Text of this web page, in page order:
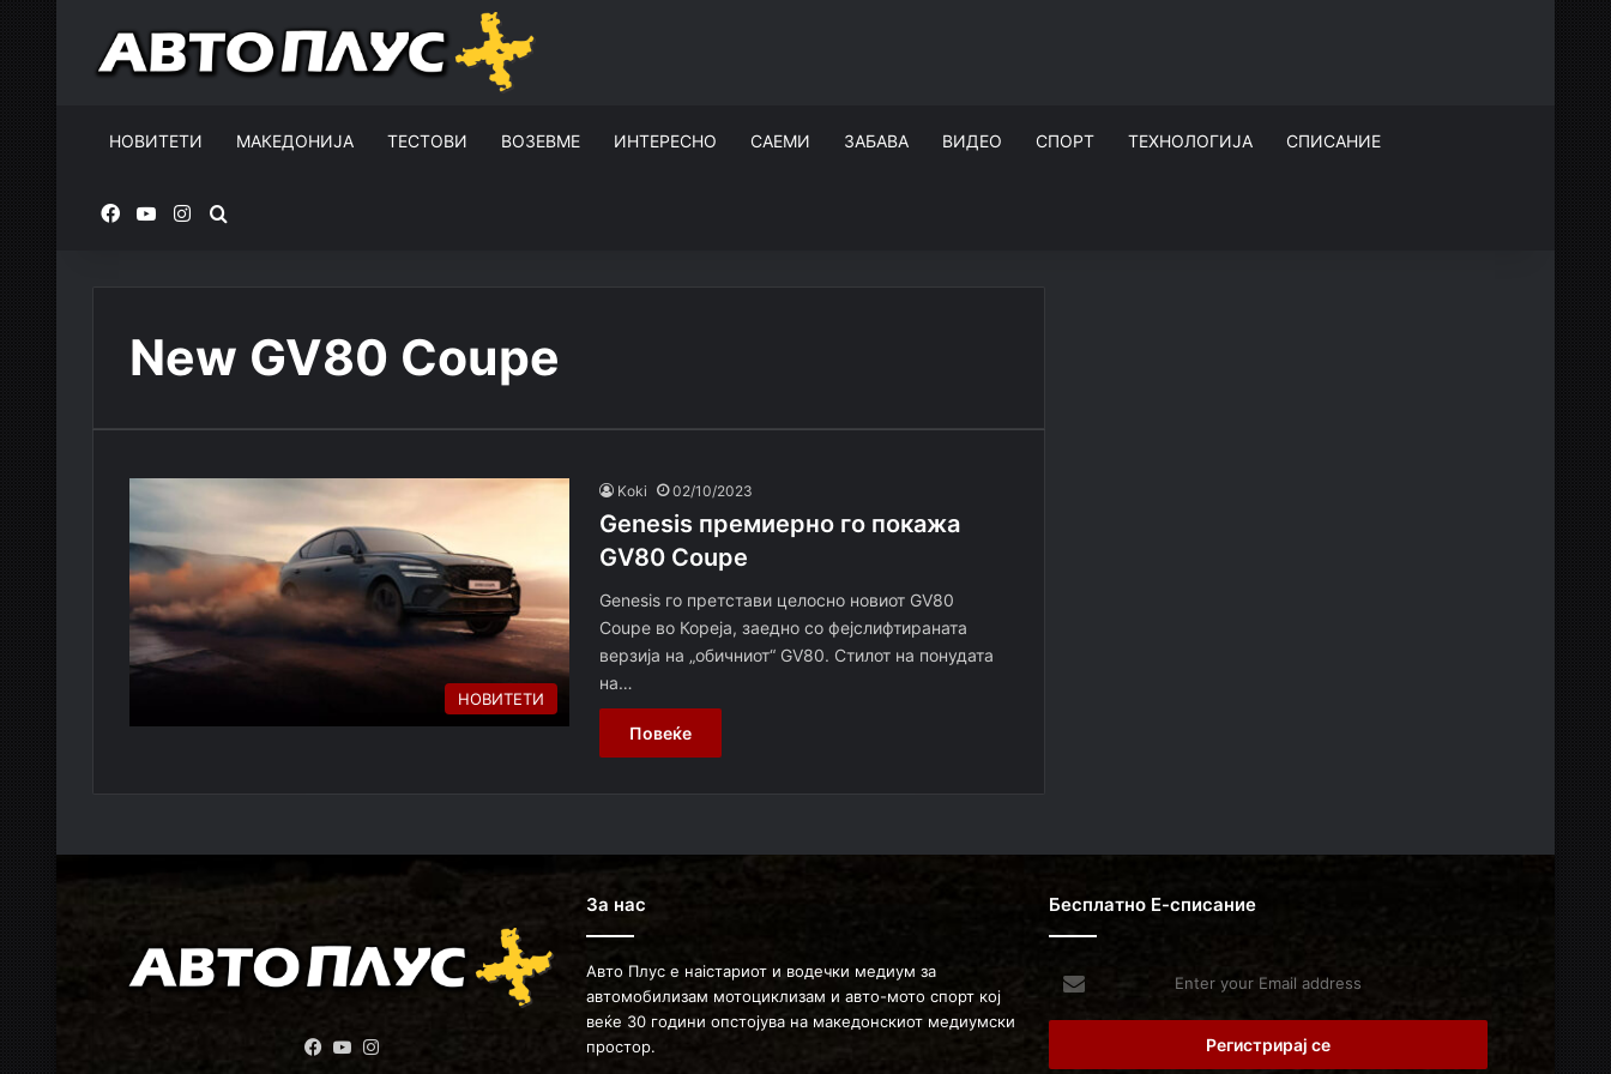
НОВИТЕТИ МАКЕДОНИЈА ТЕСТОВИ ВОЗЕВМЕ ИНТЕРЕСНО САЕМИ ЗАБАВА ВИДЕО СПОРТ ТЕХНОЛОГИЈА СПИСАНИЕ
FacebookYouTubeInstagram
New GV80 Coupe
НОВИТЕТИ
Koki 02/10/2023
Genesis премиерно го покажа
GV80 Coupe
Genesis го претстави целосно новиот GV80
Coupe во Кореја, заедно со фејслифтираната
верзија на „обичниот“ GV80. Стилот на понудата
на…
Повеќе
Facebook
YouTube
За нас
Авто Плус е наістариот и водечки медиум за
автомобилизам мотоциклизам и авто-мото спорт кој
веќе 30 години опстојува на македонскиот медиумски
простор.
Бесплатно Е-списание
Enter
your
Email